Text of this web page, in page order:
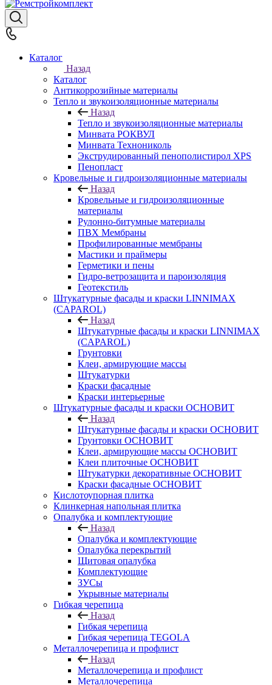
Каталог
Назад
Каталог
Антикоррозийные материалы
Тепло и звукоизоляционные материалы
Назад
Тепло и звукоизоляционные материалы
Минвата РОКВУЛ
Минвата Технониколь
Экструдированный пенополистирол XPS
Пенопласт
Кровельные и гидроизоляционные материалы
Назад
Кровельные и гидроизоляционные
материалы
Рулонно-битумные материалы
ПВХ Мембраны
Профилированные мембраны
Мастики и праймеры
Герметики и пены
Гидро-ветрозащита и пароизоляция
Геотекстиль
Штукатурные фасады и краски LINNIMAX
(CAPAROL)
Назад
Штукатурные фасады и краски LINNIMAX
(CAPAROL)
Грунтовки
Клеи, армирующие массы
Штукатурки
Краски фасадные
Краски интерьерные
Штукатурные фасады и краски ОСНОВИТ
Назад
Штукатурные фасады и краски ОСНОВИТ
Грунтовки ОСНОВИТ
Клеи, армирующие массы ОСНОВИТ
Клеи плиточные ОСНОВИТ
Штукатурки декоративные ОСНОВИТ
Краски фасадные ОСНОВИТ
Кислотоупорная плитка
Клинкерная напольная плитка
Опалубка и комплектующие
Назад
Опалубка и комплектующие
Опалубка перекрытий
Щитовая опалубка
Комплектующие
ЗУСы
Укрывные материалы
Гибкая черепица
Назад
Гибкая черепица
Гибкая черепица TEGOLA
Металлочерепица и профлист
Назад
Металлочерепица и профлист
Металлочерепица